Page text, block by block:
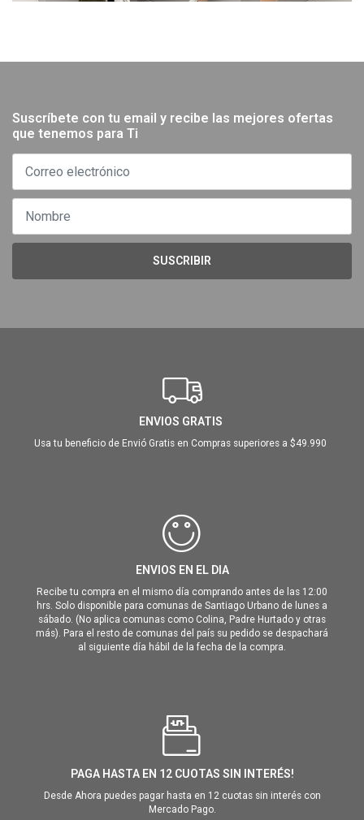
Suscríbete con tu email y recibe las mejores ofertas
que tenemos para Ti
SUSCRIBIR
ENVIOS GRATIS
Usa tu beneficio de Envió Gratis en Compras superiores a $49.990
ENVIOS EN EL DIA
Recibe tu compra en el mismo día comprando antes de las 12:00
hrs. Solo disponible para comunas de Santiago Urbano de lunes a
sábado. (No aplica comunas como Colina, Padre Hurtado y otras
más). Para el resto de comunas del país su pedido se despachará
al siguiente día hábil de la fecha de la compra.
PAGA HASTA EN 12 CUOTAS SIN INTERÉS!
Desde Ahora puedes pagar hasta en 12 cuotas sin interés con
Mercado Pago.